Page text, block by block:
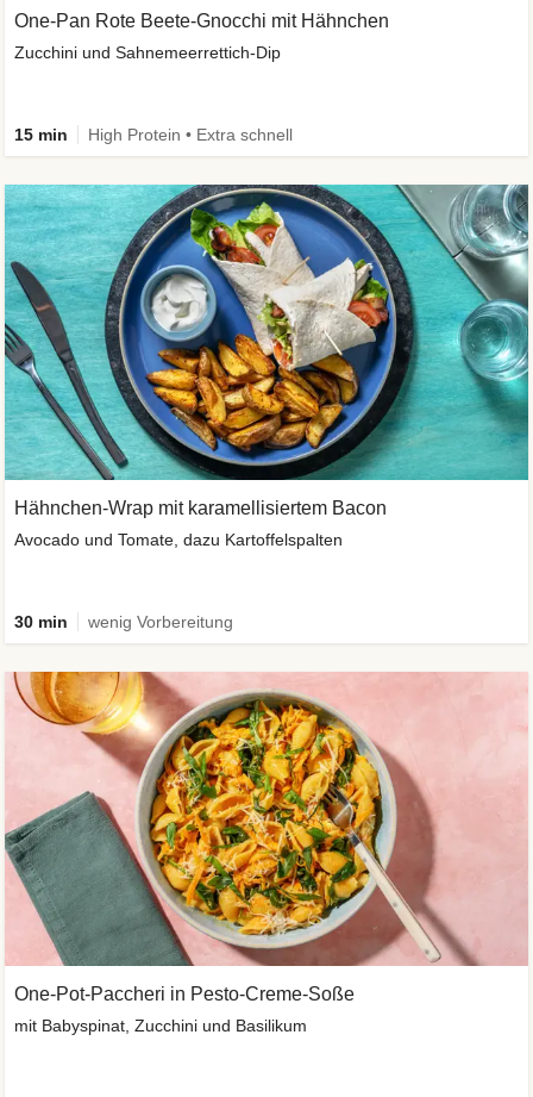
One-Pan Rote Beete-Gnocchi mit Hähnchen
Zucchini und Sahnemeerrettich-Dip
15 min High Protein • Extra schnell
Hähnchen-Wrap mit karamellisiertem Bacon
Avocado und Tomate, dazu Kartoffelspalten
30 min wenig Vorbereitung
One-Pot-Paccheri in Pesto-Creme-Soße
mit Babyspinat, Zucchini und Basilikum